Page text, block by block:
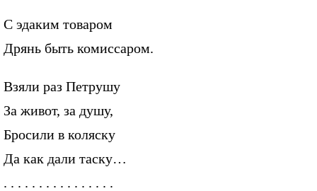
С эдаким товаром
Дрянь быть комиссаром.
Взяли раз Петрушу
За живот, за душу,
Бросили в коляску
Да как дали таску…
. . . . . . . . . . . . . . . .